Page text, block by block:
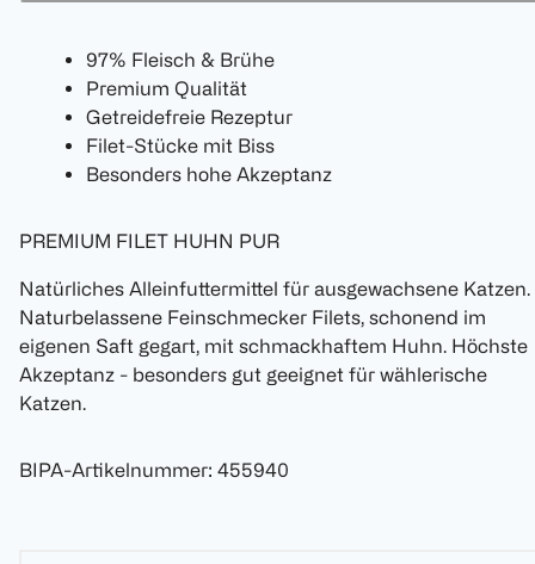
97% Fleisch & Brühe
Premium Qualität
Getreidefreie Rezeptur
Filet-Stücke mit Biss
Besonders hohe Akzeptanz
PREMIUM FILET HUHN PUR
Natürliches Alleinfuttermittel für ausgewachsene Katzen.
Naturbelassene Feinschmecker Filets, schonend im
eigenen Saft gegart, mit schmackhaftem Huhn. Höchste
Akzeptanz - besonders gut geeignet für wählerische
Katzen.
BIPA-Artikelnummer: 455940